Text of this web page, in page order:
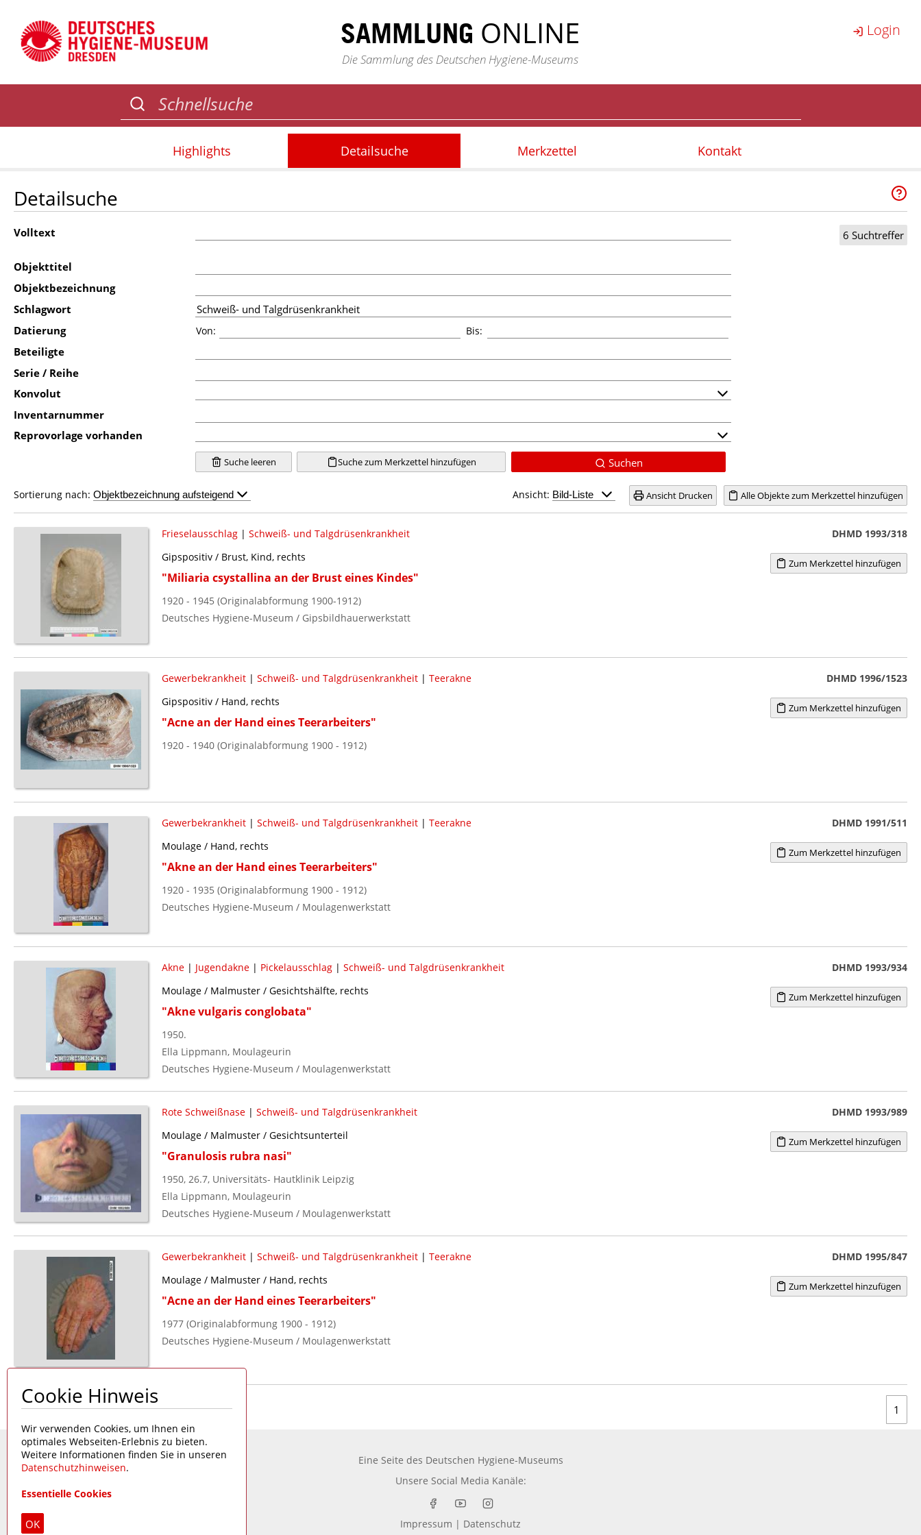
SAMMLUNG ONLINE
Die Sammlung des Deutschen Hygiene-Museums
Login
Highlights Detailsuche Merkzettel Kontakt
Detailsuche
6 Suchtreffer
Volltext
Objekttitel
Objektbezeichnung
Schlagwort
Datierung
Von: Bis:
Beteiligte
Serie / Reihe
Konvolut
Inventarnummer
Reprovorlage vorhanden
Suche leeren Suche zum Merkzettel hinzufügen Suchen
Alle Objekte zum Merkzettel hinzufügen
Ansicht Drucken
Ansicht:
Sortierung nach:
Frieselausschlag| Schweiß- und Talgdrüsenkrankheit
Gipspositiv / Brust, Kind, rechts
"Miliaria csystallina an der Brust eines Kindes"
1920 - 1945 (Originalabformung 1900-1912)
Deutsches Hygiene-Museum / Gipsbildhauerwerkstatt
DHMD 1993/318
Zum Merkzettel hinzufügen
Gewerbekrankheit| Schweiß- und Talgdrüsenkrankheit| Teerakne
Gipspositiv / Hand, rechts
"Acne an der Hand eines Teerarbeiters"
1920 - 1940 (Originalabformung 1900 - 1912)
DHMD 1996/1523
Zum Merkzettel hinzufügen
Gewerbekrankheit| Schweiß- und Talgdrüsenkrankheit| Teerakne
Moulage / Hand, rechts
"Akne an der Hand eines Teerarbeiters"
1920 - 1935 (Originalabformung 1900 - 1912)
Deutsches Hygiene-Museum / Moulagenwerkstatt
DHMD 1991/511
Zum Merkzettel hinzufügen
Akne| Jugendakne| Pickelausschlag| Schweiß- und Talgdrüsenkrankheit
Moulage / Malmuster / Gesichtshälfte, rechts
"Akne vulgaris conglobata"
1950.
Ella Lippmann, Moulageurin
Deutsches Hygiene-Museum / Moulagenwerkstatt
DHMD 1993/934
Zum Merkzettel hinzufügen
Rote Schweißnase| Schweiß- und Talgdrüsenkrankheit
Moulage / Malmuster / Gesichtsunterteil
"Granulosis rubra nasi"
1950, 26.7, Universitäts- Hautklinik Leipzig
Ella Lippmann, Moulageurin
Deutsches Hygiene-Museum / Moulagenwerkstatt
DHMD 1993/989
Zum Merkzettel hinzufügen
Gewerbekrankheit| Schweiß- und Talgdrüsenkrankheit| Teerakne
Moulage / Malmuster / Hand, rechts
"Acne an der Hand eines Teerarbeiters"
1977 (Originalabformung 1900 - 1912)
Deutsches Hygiene-Museum / Moulagenwerkstatt
DHMD 1995/847
Zum Merkzettel hinzufügen
Seite 1 von 1 1
Eine Seite des Deutschen Hygiene-Museums
Unsere Social Media Kanäle:
Impressum | Datenschutz
Cookie Hinweis
Wir verwenden Cookies, um Ihnen ein
optimales Webseiten-Erlebnis zu bieten.
Weitere Informationen finden Sie in unseren
Datenschutzhinweisen.
Essentielle Cookies
OK